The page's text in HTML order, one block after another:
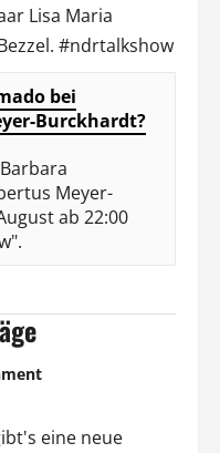
Lisa Maria
#ndrtalkshow
bei
Burckhardt?
Meyer-
ab 22:00
eine neue